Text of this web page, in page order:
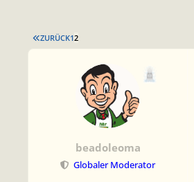
ERSTE SEITE
ZURÜCK12
beadoleoma
Globaler Moderator